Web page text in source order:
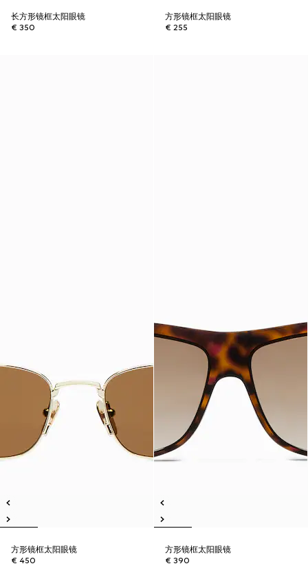
长方形镜框太阳眼镜
€ 350
方形镜框太阳眼镜
€ 255
方形镜框太阳眼镜
€ 450
方形镜框太阳眼镜
€ 390